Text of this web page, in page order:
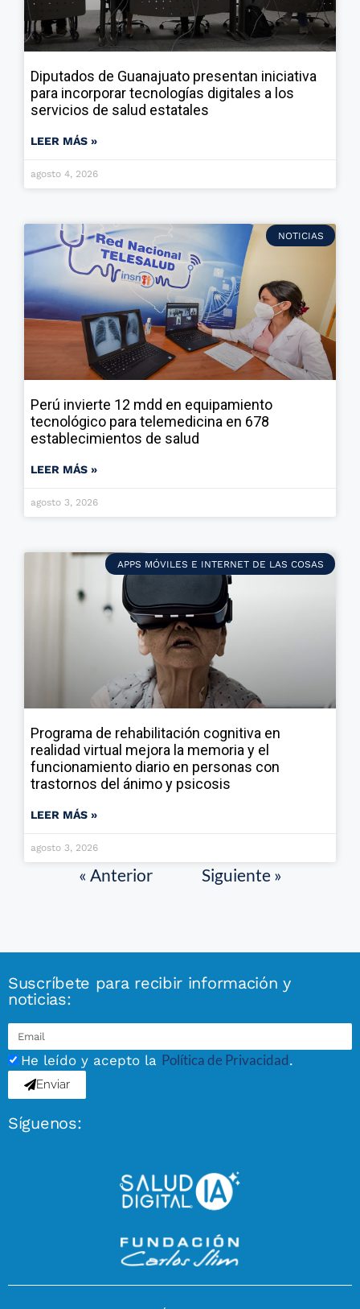
Diputados de Guanajuato presentan iniciativa
para incorporar tecnologías digitales a los
servicios de salud estatales
LEER MÁS »
agosto 4, 2026
NOTICIAS
Perú invierte 12 mdd en equipamiento
tecnológico para telemedicina en 678
establecimientos de salud
LEER MÁS »
agosto 3, 2026
APPS MÓVILES E INTERNET DE LAS COSAS
Programa de rehabilitación cognitiva en
realidad virtual mejora la memoria y el
funcionamiento diario en personas con
trastornos del ánimo y psicosis
LEER MÁS »
agosto 3, 2026
« Anterior Siguiente »
Suscríbete para recibir información y
noticias:
He leído y acepto la Política de Privacidad.
Enviar
Síguenos: